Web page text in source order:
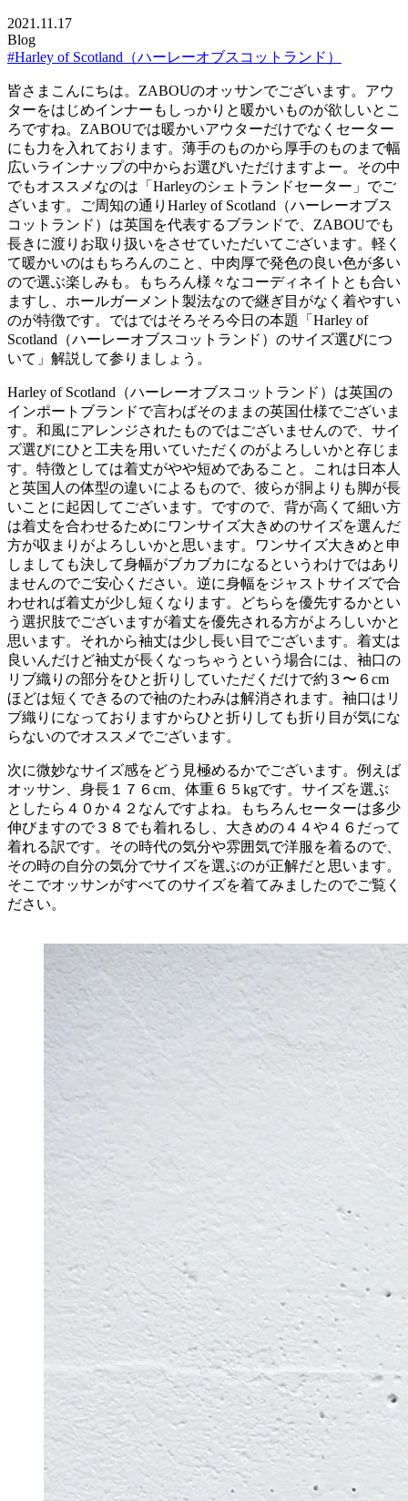
2021.11.17
Blog
#Harley of Scotland（ハーレーオブスコットランド）
皆さまこんにちは。ZABOUのオッサンでございます。アウ
ターをはじめインナーもしっかりと暖かいものが欲しいとこ
ろですね。ZABOUでは暖かいアウターだけでなくセーター
にも力を入れております。薄手のものから厚手のものまで幅
広いラインナップの中からお選びいただけますよー。その中
でもオススメなのは「Harleyのシェトランドセーター」でご
ざいます。ご周知の通りHarley of Scotland（ハーレーオブス
コットランド）は英国を代表するブランドで、ZABOUでも
長きに渡りお取り扱いをさせていただいてございます。軽く
て暖かいのはもちろんのこと、中肉厚で発色の良い色が多い
ので選ぶ楽しみも。もちろん様々なコーディネイトとも合い
ますし、ホールガーメント製法なので継ぎ目がなく着やすい
のが特徴です。ではではそろそろ今日の本題「Harley of
Scotland（ハーレーオブスコットランド）のサイズ選びにつ
いて」解説して参りましょう。
Harley of Scotland（ハーレーオブスコットランド）は英国の
インポートブランドで言わばそのままの英国仕様でございま
す。和風にアレンジされたものではございませんので、サイ
ズ選びにひと工夫を用いていただくのがよろしいかと存じま
す。特徴としては着丈がやや短めであること。これは日本人
と英国人の体型の違いによるもので、彼らが胴よりも脚が長
いことに起因してございます。ですので、背が高くて細い方
は着丈を合わせるためにワンサイズ大きめのサイズを選んだ
方が収まりがよろしいかと思います。ワンサイズ大きめと申
しましても決して身幅がブカブカになるというわけではあり
ませんのでご安心ください。逆に身幅をジャストサイズで合
わせれば着丈が少し短くなります。どちらを優先するかとい
う選択肢でございますが着丈を優先される方がよろしいかと
思います。それから袖丈は少し長い目でございます。着丈は
良いんだけど袖丈が長くなっちゃうという場合には、袖口の
リブ織りの部分をひと折りしていただくだけで約３〜６cm
ほどは短くできるので袖のたわみは解消されます。袖口はリ
ブ織りになっておりますからひと折りしても折り目が気にな
らないのでオススメでございます。
次に微妙なサイズ感をどう見極めるかでございます。例えば
オッサン、身長１７６cm、体重６５kgです。サイズを選ぶ
としたら４０か４２なんですよね。もちろんセーターは多少
伸びますので３８でも着れるし、大きめの４４や４６だって
着れる訳です。その時代の気分や雰囲気で洋服を着るので、
その時の自分の気分でサイズを選ぶのが正解だと思います。
そこでオッサンがすべてのサイズを着てみましたのでご覧く
ださい。